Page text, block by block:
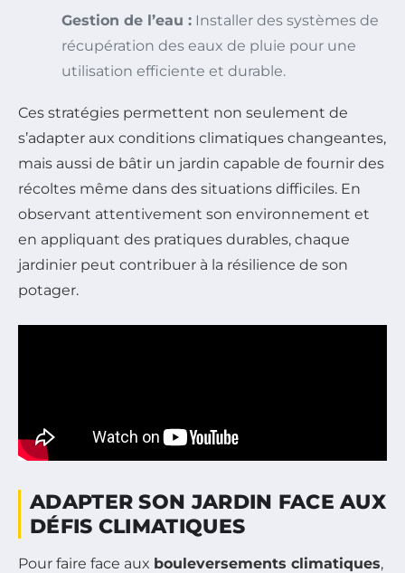
Gestion de l’eau : Installer des systèmes de
récupération des eaux de pluie pour une
utilisation efficiente et durable.
Ces stratégies permettent non seulement de
s’adapter aux conditions climatiques changeantes,
mais aussi de bâtir un jardin capable de fournir des
récoltes même dans des situations difficiles. En
observant attentivement son environnement et
en appliquant des pratiques durables, chaque
jardinier peut contribuer à la résilience de son
potager.
ADAPTER SON JARDIN FACE AUX
DÉFIS CLIMATIQUES
Pour faire face aux bouleversements climatiques,